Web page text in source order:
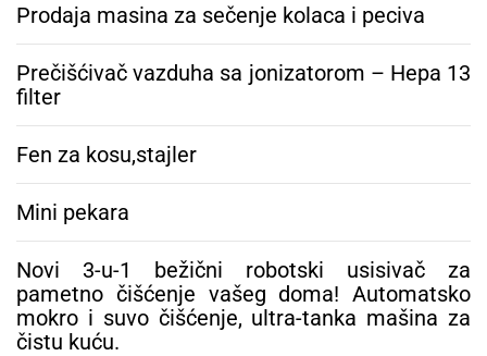
:Prodaja masina za sečenje kolaca i peciva
Prečišćivač vazduha sa jonizatorom – Hepa 13
filter
Fen za kosu,stajler
Mini pekara
Novi 3-u-1 bežični robotski usisivač za
pametno čišćenje vašeg doma! Automatsko
mokro i suvo čišćenje, ultra-tanka mašina za
čistu kuću.